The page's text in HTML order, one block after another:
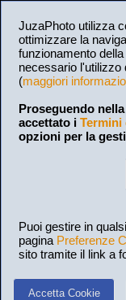
JuzaPhoto utilizza
ottimizzare la
funzionamento
necessario l'utilizzo
(maggiori
Proseguendo
accettato i Termini
opzioni per la
Puoi gestire in
pagina Preferenze
sito tramite il link a
Accetta Cookie